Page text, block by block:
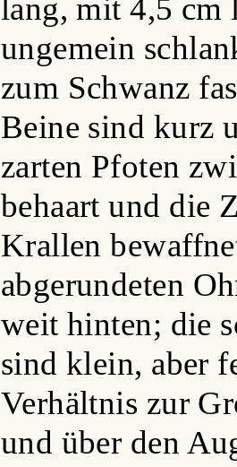
lang, mit 4,5 cm
ungemein
zum Schwanz
Beine sind kurz
zarten Pfoten
behaart und die
Krallen
abgerundeten
weit hinten; die
sind klein, aber
Verhältnis zur
und über den